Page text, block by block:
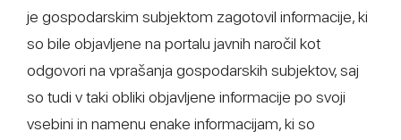
je gospodarskim subjektom zagotovil informacije, ki
so bile objavljene na portalu javnih naročil kot
odgovori na vprašanja gospodarskih subjektov, saj
so tudi v taki obliki objavljene informacije po svoji
vsebini in namenu enake informacijam, ki so